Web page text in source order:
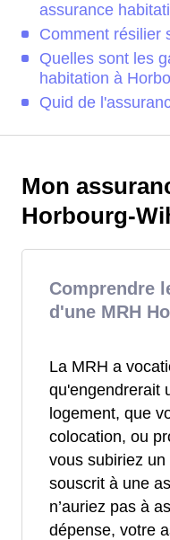
assurance
Comment résilier
Quelles sont les
habitation à
Quid de
Mon
Horbourg-
Comprendre
d'une MRH
La MRH a
qu'engendrerait
logement, que
colocation, ou
vous subiriez
souscrit à une
n’auriez pas à
dépense, votre